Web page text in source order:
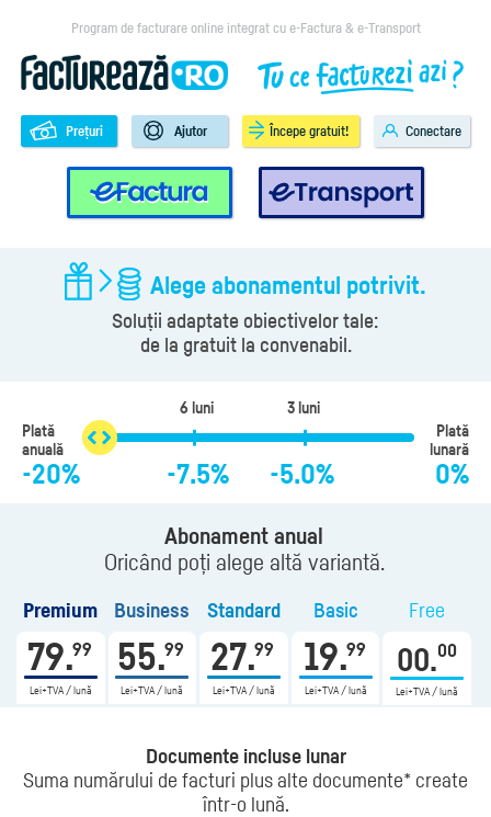
Program de facturare online integrat cu e-Factura & e-Transport
e-Factura e-Transport
Prețuri Ajutor Începe gratuit! Conectare
Alege abonamentul potrivit.
Soluții adaptate obiectivelor tale:
de la gratuit la convenabil.
Plată
anuală
-20%
6 luni 3 luni
-7.5% -5.0%
Plată
lunară
0%
Abonament anual
Oricând poți alege altă variantă.
Premium
79.99
Lei+TVA / lună
Business
55.99
Lei+TVA / lună
Standard
27.99
Lei+TVA / lună
Basic
19.99
Lei+TVA / lună
Free
00.00
Lei+TVA / lună
Documente incluse lunar
Suma numărului de facturi plus alte documente* create
într-o lună.